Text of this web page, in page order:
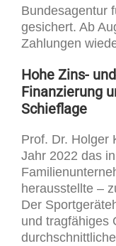
Bundesagentur
gesichert. Ab
Zahlungen
Hohe Zins-
Finanzierung
Schieflage
Prof. Dr. Holger
Jahr 2022 das
herausstellte –
Der
und tragfähiges